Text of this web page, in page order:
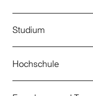
Studium
Studienangebot
Hochschule